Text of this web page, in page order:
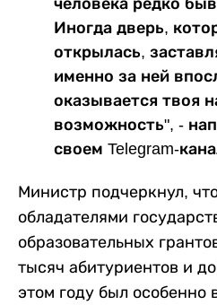
человека редко
Иногда дверь,
открылась,
именно за ней
оказывается твоя
возможность", -
своем Telegram-
Министр подчеркнул,
обладателями
образовательных
тысяч абитуриентов и
этом году был особенно